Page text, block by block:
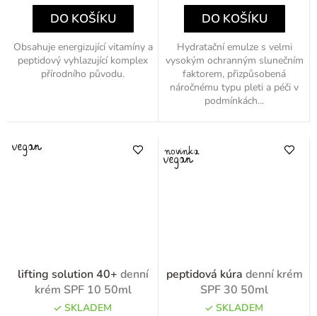
DO KOŠÍKU
Obsahuje energizující vitamíny a
peptidový vyhlazující komplex
přírodního původu.
DO KOŠÍKU
Hydratační emulze s velmi
vysokým ochranným slunečním
faktorem, přizpůsobená
náročnému typu pleti a péči v
podmínkách...
lifting solution 40+ denní
krém SPF 10 50ml
SKLADEM
peptidová kúra denní krém
SPF 30 50ml
SKLADEM